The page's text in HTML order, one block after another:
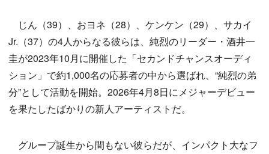
じん（39）、おヨネ（28）、ケンケン（29）、サカイ
Jr.（37）の4人からなる彼らは、純烈のリーダー・酒井一
圭が2023年10月に開催した「セカンドチャンスオーディ
ション」で約1,000名の応募者の中から選ばれ、“純烈の弟
分”として活動を開始。2026年4月8日にメジャーデビュー
を果たしたばかりの新人アーティストだ。
グループ誕生から間もない彼らだが、インパクト大なフ